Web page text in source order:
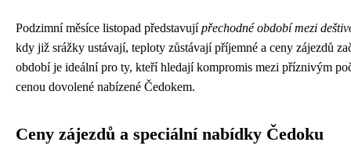
Podzimní měsíce listopad představujípřechodné období mezi
kdy již srážky ustávají, teploty zůstávají příjemné a ceny zájezdů
období je ideální pro ty, kteří hledají kompromis mezi příznivým
cenou dovolené nabízené Čedokem.
Ceny zájezdů a speciální nabídky Čedoku